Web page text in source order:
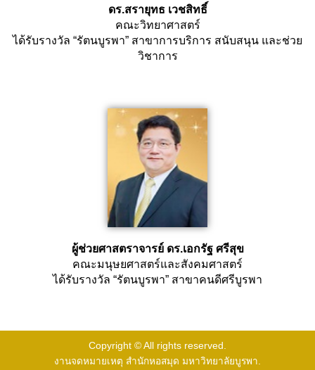
ดร.สรายุทธ เวชสิทธิ์
คณะวิทยาศาสตร์
ได้รับรางวัล “รัตนบูรพา” สาขาการบริการ สนับสนุน และช่วย
วิชาการ
ผู้ช่วยศาสตราจารย์ ดร.เอกรัฐ ศรีสุข
คณะมนุษยศาสตร์และสังคมศาสตร์
ได้รับรางวัล “รัตนบูรพา” สาขาคนดีศรีบูรพา
Copyright © All rights reserved.
งานจดหมายเหตุ สำนักหอสมุด มหาวิทยาลัยบูรพา.